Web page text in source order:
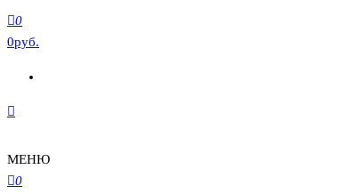
0
0руб.
МЕНЮ
0